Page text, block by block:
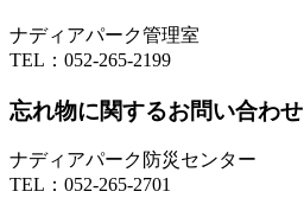
ナディアパーク管理室
TEL： 052-265-2199
忘れ物に関するお問い合わせ
ナディアパーク防災センター
TEL： 052-265-2701